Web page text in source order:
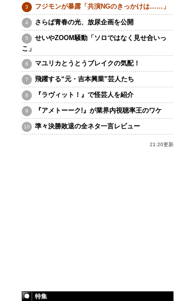
フジモンが暴露「共演NGのきっかけは……」
さらば青春の光、放尿企画を公開
せいやZOOM騒動「ソロではなく見せ合いっ
こ」
マユリカとうとうブレイクの気配！
飛躍する“元・吉本興業”芸人たち
『ラヴィット！』で怪芸人を紹介
『アメトーーク!』が業界内視聴率王のワケ
準々決勝敗退の全ネタ一言レビュー
21:20更新
特集